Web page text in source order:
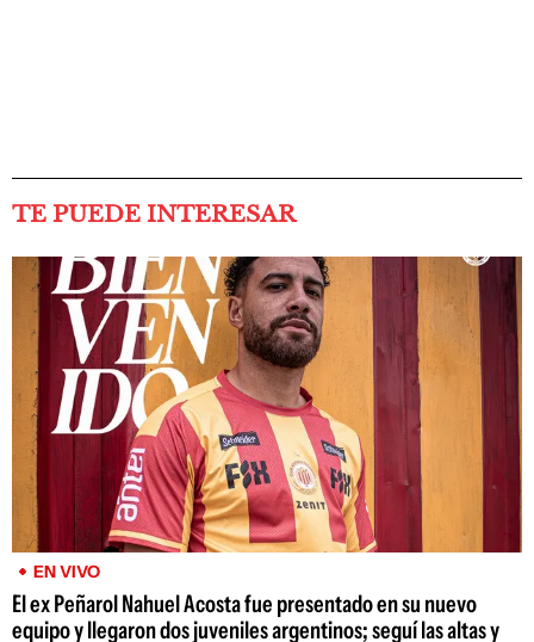
TE PUEDE INTERESAR
EN VIVO
El ex Peñarol Nahuel Acosta fue presentado en su nuevo
equipo y llegaron dos juveniles argentinos; seguí las altas y